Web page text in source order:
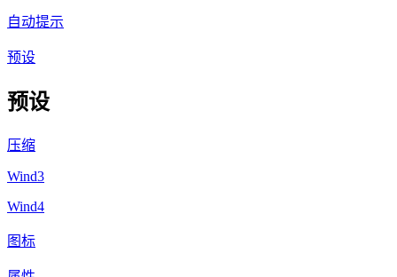
自动提示
预设
预设
压缩
Wind3
Wind4
图标